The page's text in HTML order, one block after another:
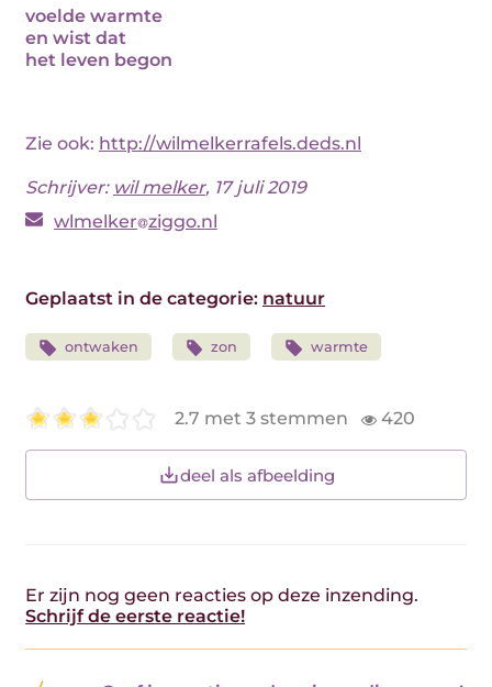
voelde warmte
en wist dat
het leven begon
Zie ook: http://wilmelkerrafels.deds.nl
Schrijver: wil melker, 17 juli 2019
wlmelker ziggo.nl
Geplaatst in de categorie: natuur
ontwaken zon warmte
2.7 met 3 stemmen 420
deel als afbeelding
Er zijn nog geen reacties op deze inzending.
Schrijf de eerste reactie!